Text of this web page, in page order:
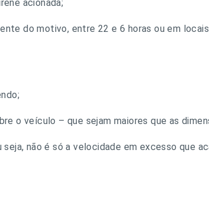
acionada;
do motivo, entre 22 e 6 horas ou em
o veículo – que sejam maiores que as
não é só a velocidade em excesso que